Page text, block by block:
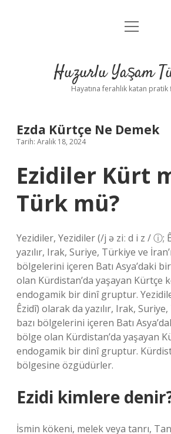
Anasayfa
Yasal Uyarı
menüyü
Huzurlu Yaşam
Hayatına ferahlık katan
Ezda Kürtçe Ne Demek
Tarih: Aralık 18, 2024
Ezidiler Kürt
Türk mü?
Yezidiler, Yezidiler (/j ə ziː d i z / ⓘ;
yazılır, Irak, Suriye, Türkiye ve
bölgelerini içeren Batı Asya’daki
olan Kürdistan’da yaşayan Kürtçe
endogamik bir dinî gruptur.
Êzidî) olarak da yazılır, Irak,
bazı bölgelerini içeren Batı
bölge olan Kürdistan’da yaşayan
endogamik bir dinî gruptur.
bölgesine özgüdürler.
Ezidi kimlere
İsmin kökeni, melek veya tanrı,